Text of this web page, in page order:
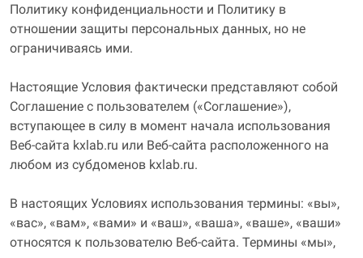
Политику конфиденциальности и Политику в
отношении защиты персональных данных, но не
ограничиваясь ими.
Настоящие Условия фактически представляют собой
Соглашение с пользователем («Соглашение»),
вступающее в силу в момент начала использования
Веб-сайта kxlab.ru или Веб-сайта расположенного на
любом из субдоменов kxlab.ru.
В настоящих Условиях использования термины: «вы»,
«вас», «вам», «вами» и «ваш», «ваша», «ваше», «ваши»
относятся к пользователю Веб-сайта. Термины «мы»,